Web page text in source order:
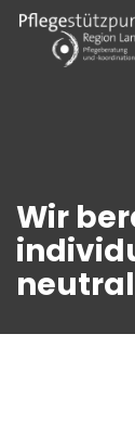
Skip
Wir
neutral